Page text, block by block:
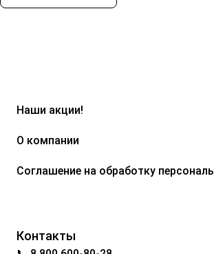
Наши акции!
О компании
Соглашение на обработку
Контакты